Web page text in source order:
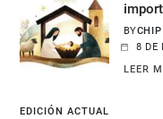
BY
8 DE
LEER
EDICIÓN ACTUAL